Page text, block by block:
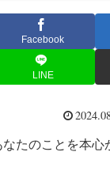
Facebook
LINE
たのことを本心